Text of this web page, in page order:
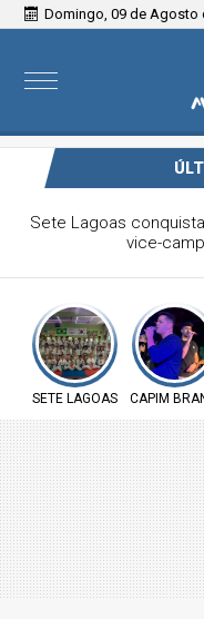
Domingo, 09 de Agosto
Victor & Bruno são
SETE LAGOAS CAPIM